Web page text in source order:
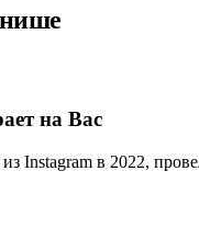
на Вас
в 2022,